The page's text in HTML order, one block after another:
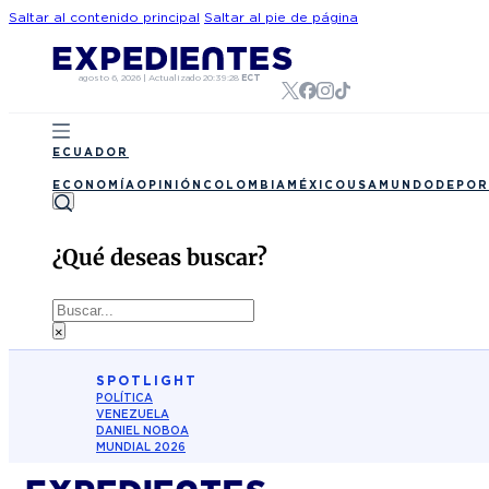
Saltar al contenido principal Saltar al pie de página
agosto 6, 2026 | Actualizado 20:39:28 ECT
ECUADOR
ECONOMÍA OPINIÓN COLOMBIA MÉXICO USA MUNDO
¿Qué deseas buscar?
Buscar
×
SPOTLIGHT
POLÍTICA
VENEZUELA
DANIEL NOBOA
MUNDIAL 2026